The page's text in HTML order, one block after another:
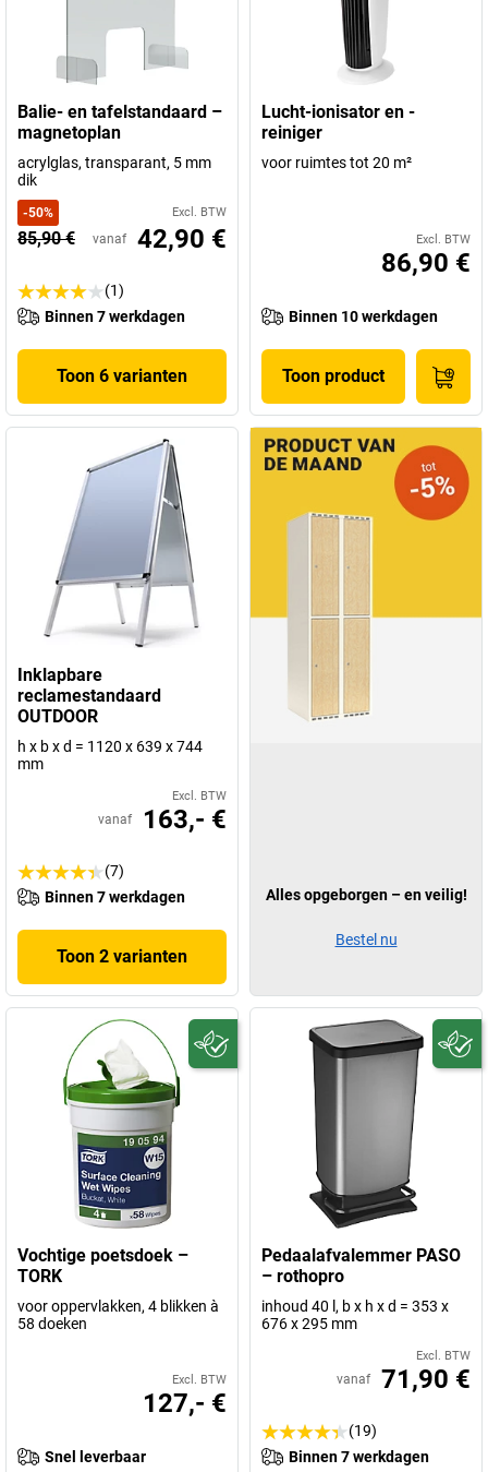
Balie- en tafelstandaard –
magnetoplan
acrylglas, transparant, 5 mm
dik
-50% Excl. BTW
85,90 € vanaf 42,90 €
(1)
Binnen 7 werkdagen
Toon 6 varianten
Lucht-ionisator en -
reiniger
voor ruimtes tot 20 m²
Excl. BTW
86,90 €
Binnen 10 werkdagen
Toon product
Inklapbare
reclamestandaard
OUTDOOR
h x b x d = 1120 x 639 x 744
mm
Excl. BTW
vanaf 163,- €
(7)
Binnen 7 werkdagen
Toon 2 varianten
Vochtige poetsdoek –
TORK
voor oppervlakken, 4 blikken à
58 doeken
Excl. BTW
127,- €
Snel leverbaar
Pedaalafvalemmer PASO
– rothopro
inhoud 40 l, b x h x d = 353 x
676 x 295 mm
Excl. BTW
vanaf 71,90 €
(19)
Binnen 7 werkdagen
Alles opgeborgen – en veilig!
Bestel nu